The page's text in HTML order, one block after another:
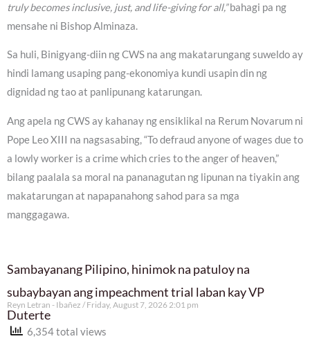
truly becomes inclusive, just, and life-giving for all,”bahagi pa ng
mensahe ni Bishop Alminaza.
Sa huli, Binigyang-diin ng CWS na ang makatarungang suweldo ay
hindi lamang usaping pang-ekonomiya kundi usapin din ng
dignidad ng tao at panlipunang katarungan.
Ang apela ng CWS ay kahanay ng ensiklikal na Rerum Novarum ni
Pope Leo XIII na nagsasabing, “To defraud anyone of wages due to
a lowly worker is a crime which cries to the anger of heaven,”
bilang paalala sa moral na pananagutan ng lipunan na tiyakin ang
makatarungan at napapanahong sahod para sa mga
manggagawa.
Sambayanang Pilipino, hinimok na patuloy na
subaybayan ang impeachment trial laban kay VP
Duterte
Reyn Letran - Ibañez Friday, August 7, 2026 2:01 pm
6,354 total views